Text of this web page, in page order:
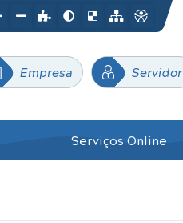
Empresa Servidor
Serviços Online